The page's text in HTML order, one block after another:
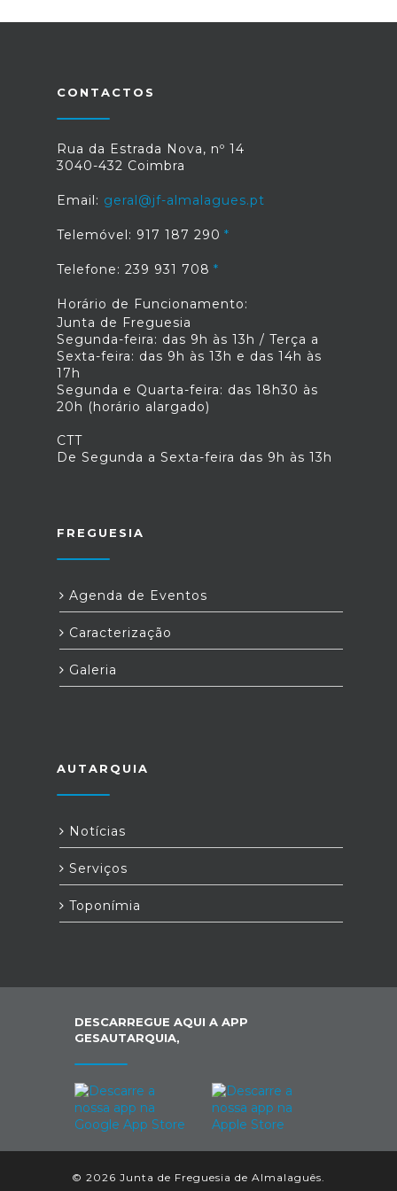
CONTACTOS
Rua da Estrada Nova, nº 14
3040-432 Coimbra
Email: geral@jf-almalagues.pt
Telemóvel: 917 187 290
Telefone: 239 931 708
Horário de Funcionamento:
Junta de Freguesia
Segunda-feira: das 9h às 13h / Terça a
Sexta-feira: das 9h às 13h e das 14h às
17h
Segunda e Quarta-feira: das 18h30 às
20h (horário alargado)
CTT
De Segunda a Sexta-feira das 9h às 13h
FREGUESIA
Agenda de Eventos
Caracterização
Galeria
AUTARQUIA
Notícias
Serviços
Toponímia
DESCARREGUE AQUI A APP
GESAUTARQUIA,
© 2026 Junta de Freguesia de Almalaguês.